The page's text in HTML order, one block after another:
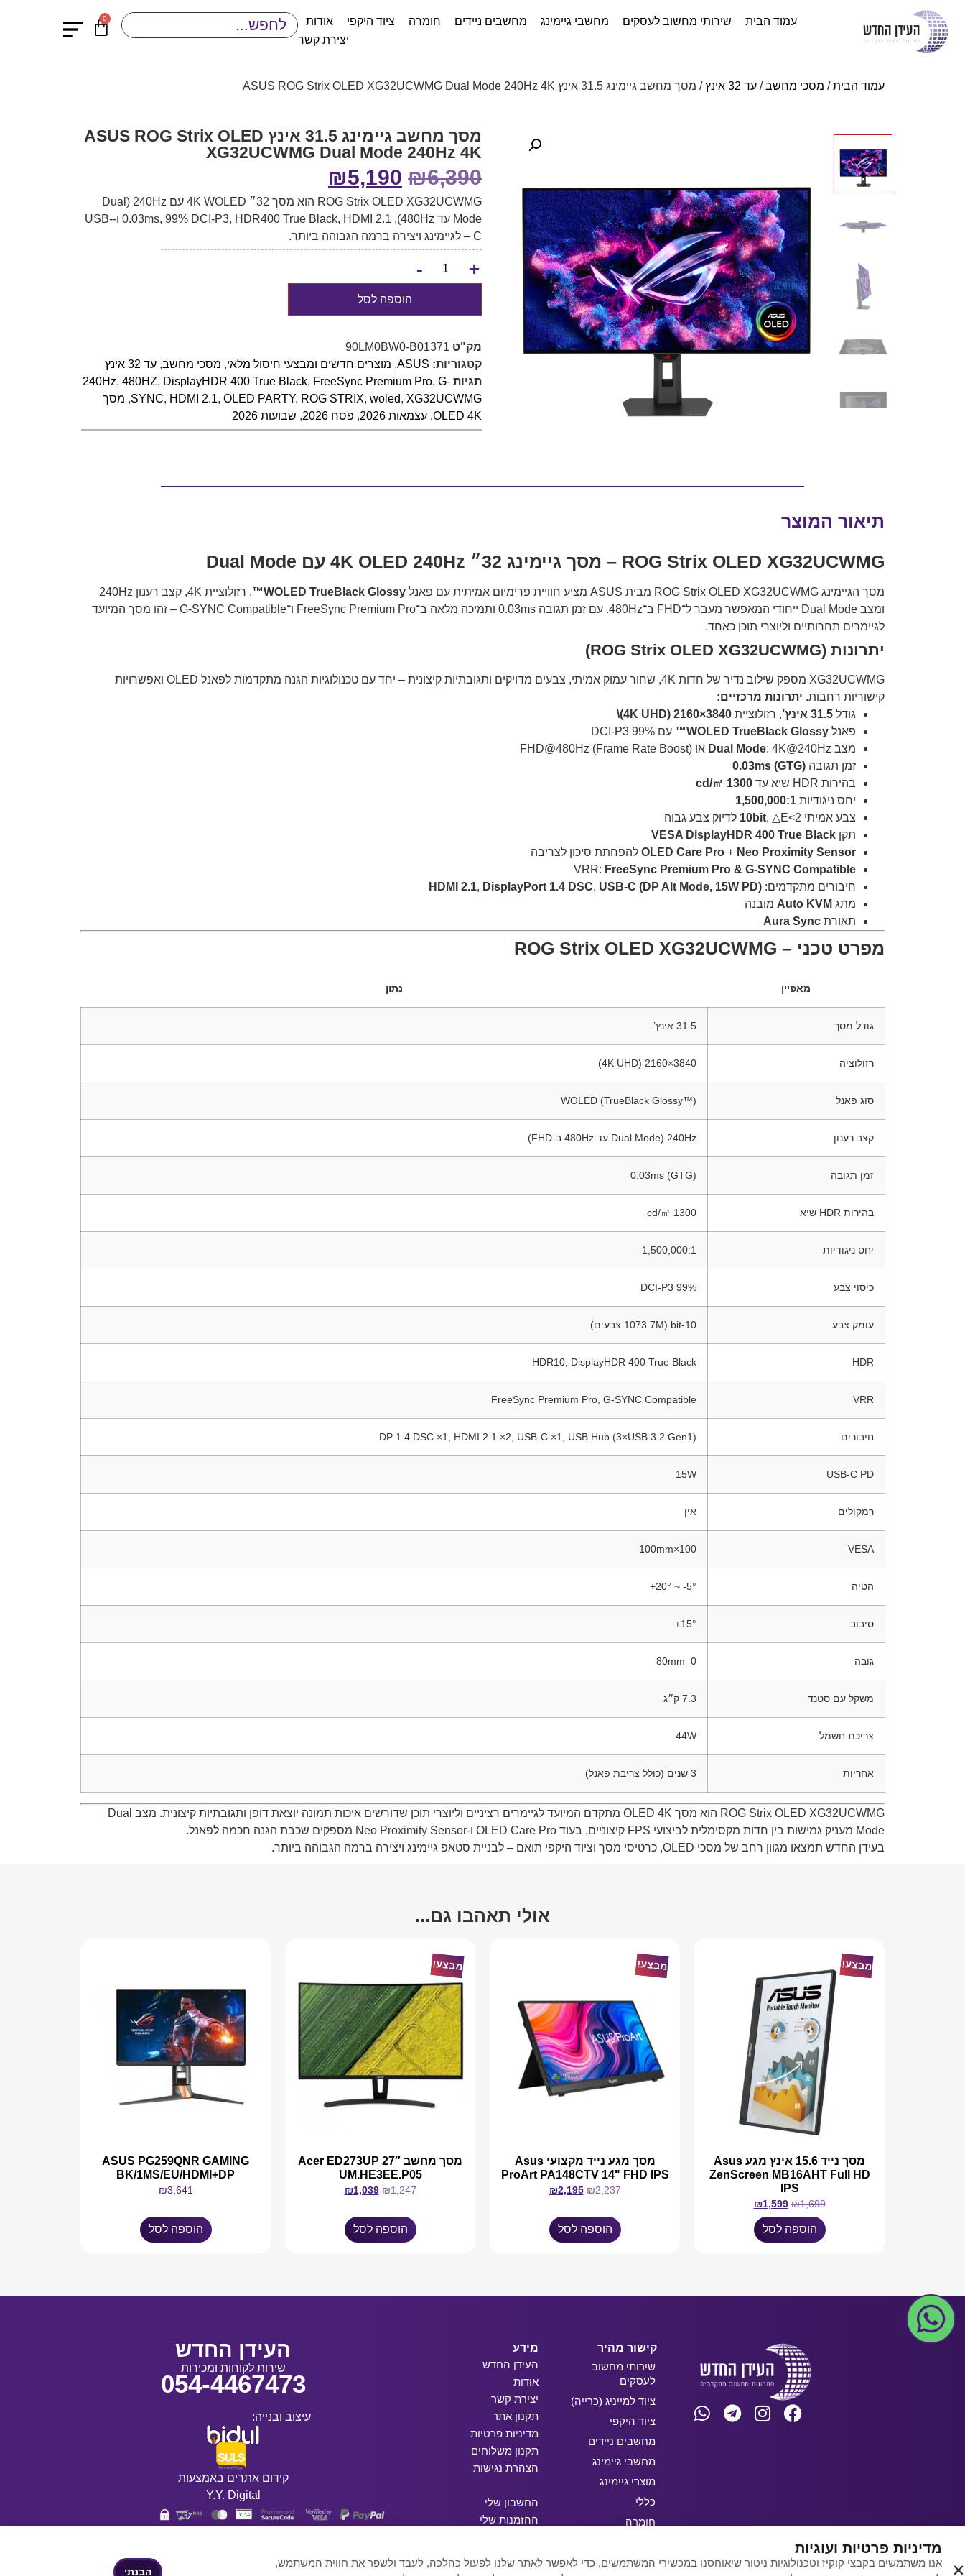
עמוד הבית שירותי מחשוב לעסקים מחשבי גיימינג מחשבים ניידים חומרה ציוד היקפי
אודות
יצירת קשר
0
עמוד הבית/ מסכי מחשב/ עד 32 אינץ / מסך מחשב גיימינג 31.5 אינץ ASUS ROG Strix OLED XG32UCWMG Dual Mode 240Hz 4K
מסך מחשב גיימינג 31.5 אינץ ASUS ROG Strix OLED
XG32UCWMG Dual Mode 240Hz 4K
₪6,390
₪5,190
ROG Strix OLED XG32UCWMG הוא מסך 32״ 4K WOLED עם 240Hz (Dual
Mode עד 480Hz), 0.03ms, 99% DCI-P3, HDR400 True Black, HDMI 2.1 ו-USB-
C – לגיימינג ויצירה ברמה הגבוהה ביותר.
+
-
הוספה לסל
מק"ט 90LM0BW0-B01371
קטגוריות: ASUS
, מוצרים חדשים ומבצעי חיסול מלאי, מסכי מחשב, עד 32 אינץ
תגיות
240Hz, 480HZ, DisplayHDR 400 True Black, FreeSync Premium Pro, G-
SYNC, HDMI 2.1, OLED PARTY, ROG STRIX, woled, XG32UCWMG
, מסך
OLED 4K
, עצמאות 2026 , פסח 2026 , שבועות 2026
תיאור המוצר
ROG Strix OLED XG32UCWMG – מסך גיימינג 32״ 4K OLED 240Hz עם Dual Mode
מסך הגיימינג ROG Strix OLED XG32UCWMG מבית ASUS מציע חוויית פרימיום אמיתית עם פאנל WOLED TrueBlack Glossy™
, רזולוציית 4K, קצב רענון 240Hz
ומצב Dual Mode ייחודי המאפשר מעבר ל־FHD ב־480Hz. עם זמן תגובה 0.03ms ותמיכה מלאה ב־FreeSync Premium Pro ו־G-SYNC Compatible – זהו מסך המיועד
לגיימרים תחרותיים וליוצרי תוכן כאחד.
יתרונות (ROG Strix OLED XG32UCWMG)
XG32UCWMG מספק שילוב נדיר של חדות 4K, שחור עמוק אמיתי, צבעים מדויקים ותגובתיות קיצונית – יחד עם טכנולוגיות הגנה מתקדמות לפאנל OLED ואפשרויות
קישוריות רחבות. יתרונות מרכזיים:
גודל 31.5 אינץ’ , רזולוציית 3840×2160 (4K UHD)\
פאנל WOLED TrueBlack Glossy™
עם 99% DCI-P3
מצב
Dual Mode: 4K@240Hz או FHD@480Hz (Frame Rate Boost)
זמן תגובה 0.03ms (GTG)
בהירות HDR שיא עד
1300 cd/㎡
יחס ניגודיות 1,500,000:1
צבע אמיתי
10bit, △E<2 לדיוק צבע גבוה
תקן VESA DisplayHDR 400 True Black
OLED Care Pro + Neo Proximity Sensor
להפחתת סיכון לצריבה
VRR: FreeSync Premium Pro & G-SYNC Compatible
חיבורים מתקדמים:
HDMI 2.1, DisplayPort 1.4 DSC, USB-C (DP Alt Mode, 15W PD)
מתג Auto KVM מובנה
תאורת Aura Sync
מפרט טכני – ROG Strix OLED XG32UCWMG
מאפיין נתון
גודל מסך 31.5 אינץ’
רזולוציה 3840×2160 (4K UHD)
סוג פאנל WOLED (TrueBlack Glossy™)
קצב רענון 240Hz (Dual Mode עד 480Hz ב-FHD)
זמן תגובה 0.03ms (GTG)
בהירות HDR שיא 1300 cd/㎡
יחס ניגודיות 1,500,000:1
כיסוי צבע 99% DCI-P3
עומק צבע 10-bit (1073.7M צבעים)
HDR
HDR10, DisplayHDR 400 True Black
VRR
FreeSync Premium Pro, G-SYNC Compatible
חיבורים DP 1.4 DSC ×1, HDMI 2.1 ×2, USB-C ×1, USB Hub (3×USB 3.2 Gen1)
USB-C PD
15W
רמקולים אין
VESA
100×100mm
הטיה ‎+20° ~ -5°
סיבוב ‎±15°
גובה 0–80mm
משקל עם סטנד 7.3 ק״ג
צריכת חשמל 44W
אחריות 3 שנים (כולל צריבת פאנל)
ROG Strix OLED XG32UCWMG הוא מסך OLED 4K מתקדם המיועד לגיימרים רציניים וליוצרי תוכן שדורשים איכות תמונה יוצאת דופן ותגובתיות קיצונית. מצב Dual
Mode מעניק גמישות בין חדות מקסימלית לביצועי FPS קיצוניים, בעוד OLED Care Pro ו-Neo Proximity Sensor מספקים שכבת הגנה חכמה לפאנל.
בעידן החדש תמצאו מגוון רחב של מסכי OLED, כרטיסי מסך וציוד היקפי תואם – לבניית סטאפ גיימינג ויצירה ברמה הגבוהה ביותר.
אולי תאהבו גם...
מבצע!
מסך נייד 15.6 אינץ מגע Asus
ZenScreen MB16AHT Full HD
IPS
₪1,699
₪1,599
הוספה לסל
מבצע!
מסך מגע נייד מקצועי Asus
ProArt PA148CTV 14" FHD IPS
₪2,237
₪2,195
הוספה לסל
מבצע!
מסך מחשב 27″ Acer ED273UP
UM.HE3EE.P05
₪1,247
₪1,039
הוספה לסל
ASUS PG259QNR GAMING
BK/1MS/EU/HDMI+DP
₪3,641
הוספה לסל
קישור מהיר
שירותי מחשוב
לעסקים
ציוד למייניג (כרייה)
ציוד היקפי
מחשבים ניידים
מחשבי גיימינג
מוצרי גיימינג
כללי
חומרה
מידע
העידן החדש
אודות
יצירת קשר
תקנון אתר
מדיניות פרטיות
תקנון משלוחים
הצהרת נגישות
החשבון שלי
ההזמנות שלי
העידן החדש
שירות לקוחות ומכירות
054-4467473
עיצוב ובנייה:
קידום אתרים באמצעות
Y.Y. Digital
מדיניות פרטיות ועוגיות
אנו משתמשים בקבצי קוקיז וטכנולוגיות ניטור שיאוחסנו במכשירי המשתמשים, כדי לאפשר לאתר שלנו לפעול כהלכה, לעבד ולשפר את חווית המשתמש,
הבנתי